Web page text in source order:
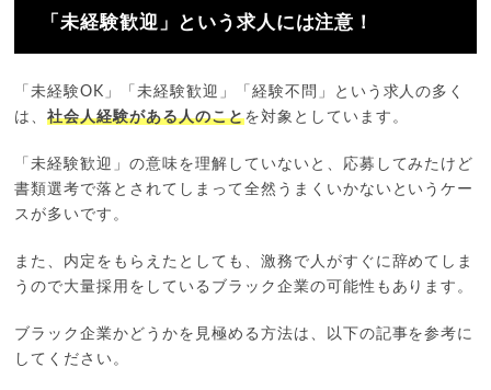
「未経験歓迎」という求人には注意！
「未経験OK」「未経験歓迎」「経験不問」という求人の多く
は、社会人経験がある人のことを対象としています。
「未経験歓迎」の意味を理解していないと、応募してみたけど
書類選考で落とされてしまって全然うまくいかないというケー
スが多いです。
また、内定をもらえたとしても、激務で人がすぐに辞めてしま
うので大量採用をしているブラック企業の可能性もあります。
ブラック企業かどうかを見極める方法は、以下の記事を参考に
してください。